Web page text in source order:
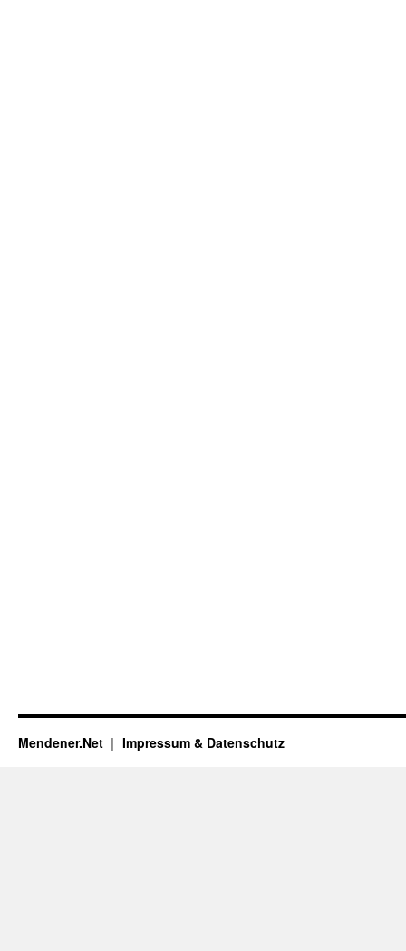
Mendener.Net Impressum & Datenschutz